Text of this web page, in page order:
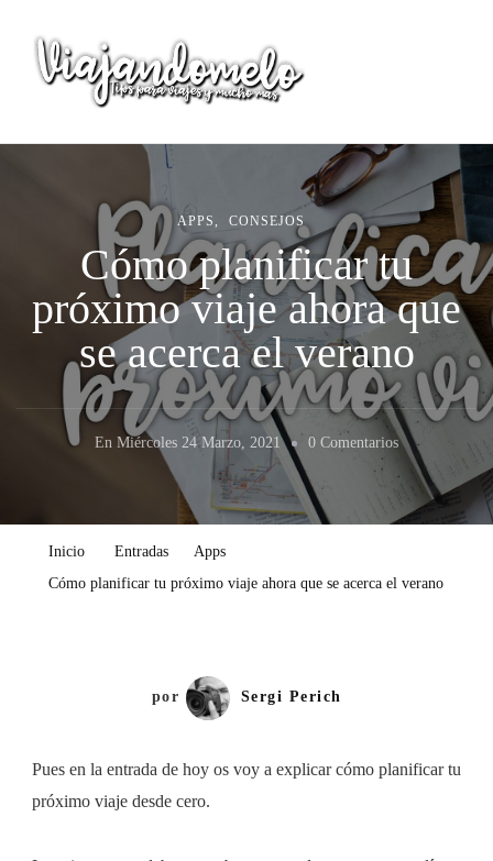
Viajandomelo
Todo lo que necesitas saber en tu próximo viaje
APPS CONSEJOS
Cómo planificar tu
próximo viaje ahora que
se acerca el verano
En Miércoles 24 Marzo, 2021 0 ComentariosEn
Cómo
Planificar
El
Inicio Entradas
Apps
Cómo planificar tu próximo viaje ahora que se acerca el verano
por Sergi Perich
Pues en la entrada de hoy os voy a explicar cómo planificar tu
próximo viaje desde cero.